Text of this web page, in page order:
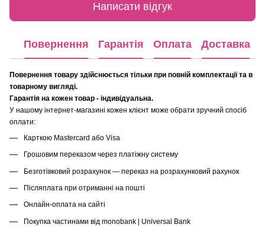
Написати відгук
Повернення Гарантія Оплата Доставка
Повернення товару здійснюється тільки при повній комплектації та в
товарному вигляді.
Гарантія на кожен товар - індивідуальна.
У нашому інтернет-магазині кожен клієнт може обрати зручний спосіб
оплати:
Карткою Mastercard або Visa
Грошовим переказом через платіжну систему
Безготівковий розрахунок — переказ на розрахунковий рахунок
Післяплата при отриманні на пошті
Онлайн-оплата на сайті
Покупка частинами від monobank | Universal Bank